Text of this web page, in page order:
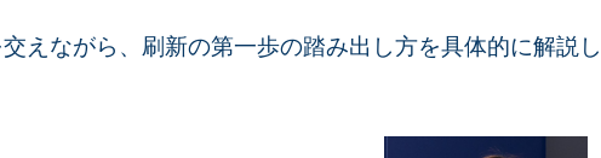
えながら、刷新の第一歩の踏み出し方を具体的に解説し